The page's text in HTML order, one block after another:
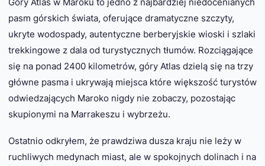
pasm górskich świata, oferujące dramatyczne szczyty,
ukryte wodospady, autentyczne berberyjskie wioski i szlaki
trekkingowe z dala od turystycznych tłumów. Rozciągające
się na ponad 2400 kilometrów, góry Atlas dzielą się na trzy
główne pasma i ukrywają miejsca które większość turystów
odwiedzających Maroko nigdy nie zobaczy, pozostając
skupionymi na Marrakeszu i wybrzeżu.
Ostatnio odkryłem, że prawdziwa dusza kraju nie leży w
ruchliwych medynach miast, ale w spokojnych dolinach i na